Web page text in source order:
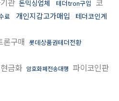
돈믹싱업체 테더tron구입
료 개인지갑고가매입
테더코인계
론구매 롯데상품권테더전환
금화 암호화폐전송대행 파이코인판